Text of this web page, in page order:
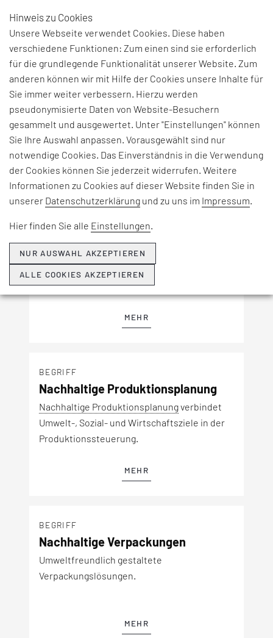
GLOSSAR
A B C D E F G
H
I
J K L M N O P
Q
R
S T U V W X Z
BEGRIFF
Nachhaltige Chemie
Ansatz, der auf die Gestaltung
umweltfreundlicher und
ressourceneffizienter chemischer Prozesse
und Produkte abzielt.
MEHR
BEGRIFF
Nachhaltige Produktionsplanung
Nachhaltige Produktionsplanungverbindet
Umwelt-, Sozial- und Wirtschaftsziele in der
Produktionssteuerung.
MEHR
BEGRIFF
Nachhaltige Verpackungen
Umweltfreundlich gestaltete
Verpackungslösungen.
MEHR
Hinweis zu Cookies
Unsere Webseite verwendet Cookies. Diese haben
verschiedene Funktionen: Zum einen sind sie erforderlich
für die grundlegende Funktionalität unserer Website. Zum
anderen können wir mit Hilfe der Cookies unsere Inhalte für
Sie immer weiter verbessern. Hierzu werden
pseudonymisierte Daten von Website-Besuchern
gesammelt und ausgewertet. Unter "Einstellungen" können
Sie Ihre Auswahl anpassen. Vorausgewählt sind nur
notwendige Cookies. Das Einverständnis in die Verwendung
der Cookies können Sie jederzeit widerrufen. Weitere
Informationen zu Cookies auf dieser Website finden Sie in
unserer Datenschutzerklärung und zu uns im Impressum.
Hier finden Sie alle Einstellungen.
NUR AUSWAHL AKZEPTIEREN
ALLE COOKIES AKZEPTIEREN